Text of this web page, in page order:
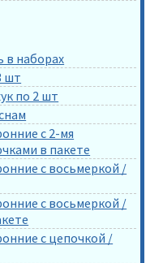
в наборах
шт
по 2 шт
с 2-мя
в пакете
с восьмеркой /
с восьмеркой /
с цепочкой /